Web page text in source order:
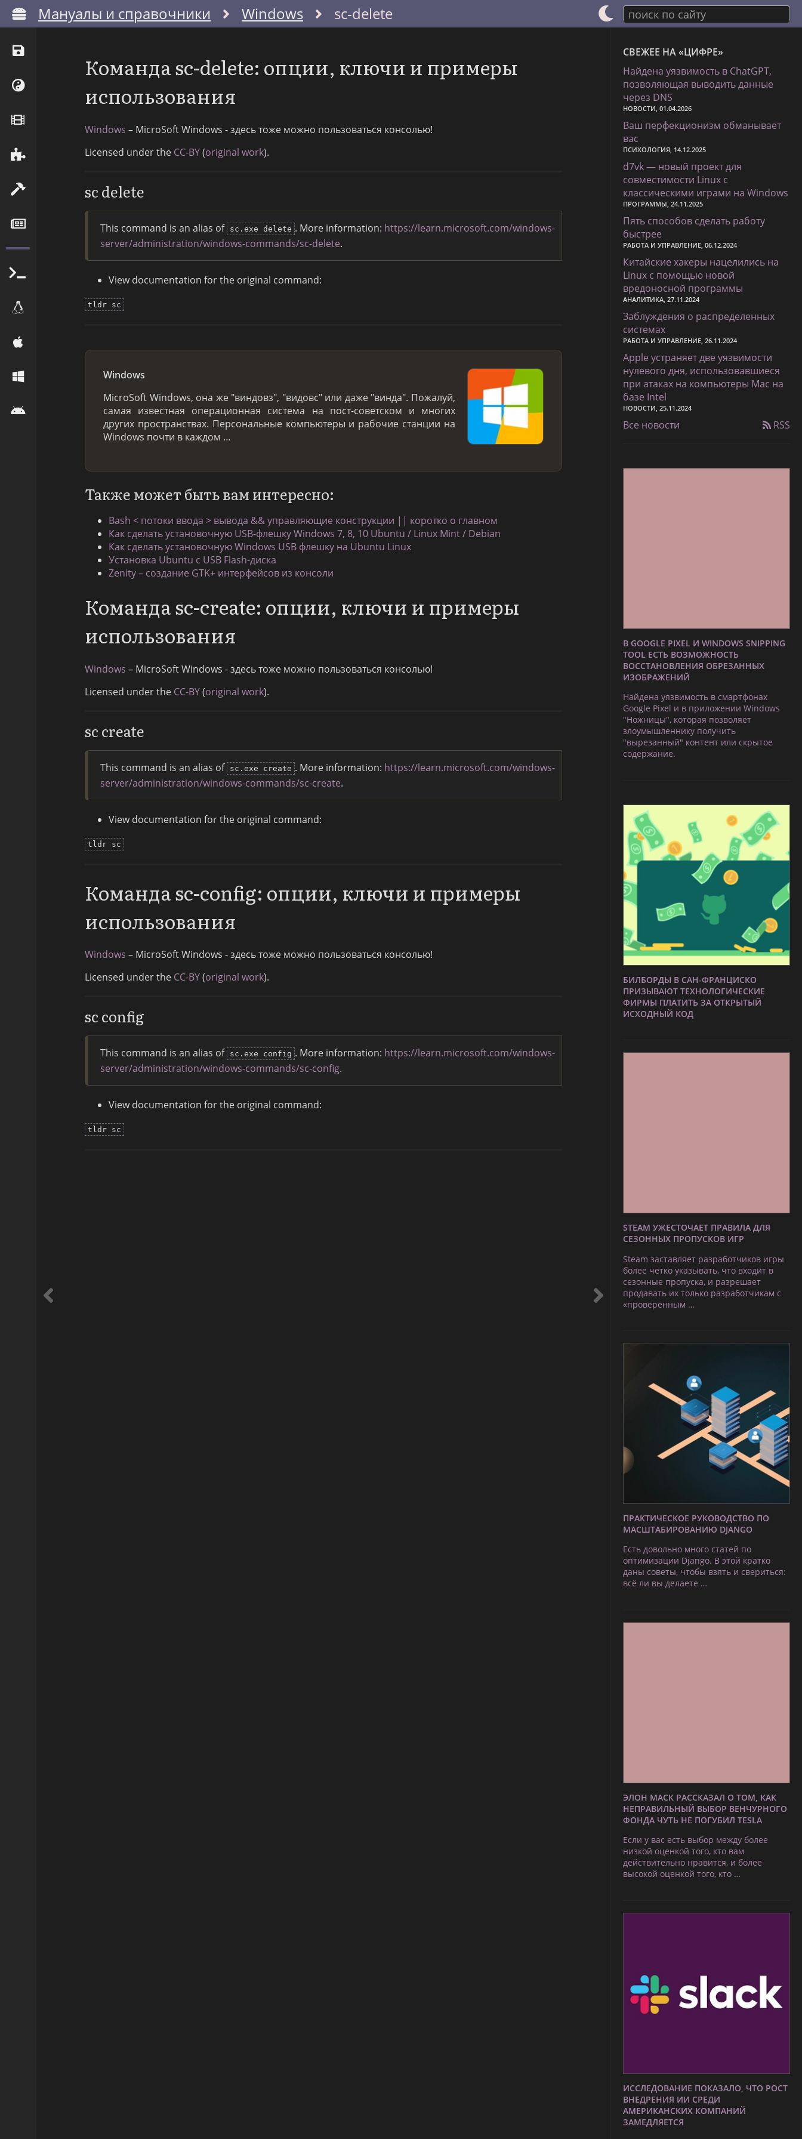
Мануалы и справочники Windows sc-delete поиск по сайту
Команда sc-delete: опции, ключи и примеры
использования
Windows – MicroSoft Windows - здесь тоже можно пользоваться консолью!
Licensed under the CC-BY(original work).
sc delete
This command is an alias of sc.exe delete . More information: https://learn.microsoft.com/windows-
server/administration/windows-commands/sc-delete.
View documentation for the original command:
tldr sc
Windows
MicroSoft Windows, она же "виндовз", "видовс" или даже "винда". Пожалуй,
самая известная операционная система на пост-советском и многих
других пространствах. Персональные компьютеры и рабочие станции на
Windows почти в каждом …
Также может быть вам интересно:
Bash < потоки ввода > вывода && управляющие конструкции || коротко о главном
Как сделать установочную USB-флешку Windows 7, 8, 10 Ubuntu / Linux Mint / Debian
Как сделать установочную Windows USB флешку на Ubuntu Linux
Установка Ubuntu с USB Flash-диска
Zenity – создание GTK+ интерфейсов из консоли
Команда sc-create: опции, ключи и примеры
использования
Windows – MicroSoft Windows - здесь тоже можно пользоваться консолью!
Licensed under the CC-BY(original work).
sc create
This command is an alias of sc.exe create . More information: https://learn.microsoft.com/windows-
server/administration/windows-commands/sc-create.
View documentation for the original command:
tldr sc
Команда sc-config: опции, ключи и примеры
использования
Windows – MicroSoft Windows - здесь тоже можно пользоваться консолью!
Licensed under the CC-BY(original work).
sc config
This command is an alias of sc.exe config . More information: https://learn.microsoft.com/windows-
server/administration/windows-commands/sc-config.
View documentation for the original command:
tldr sc
СВЕЖЕЕ НА «ЦИФРЕ»
Найдена уязвимость в ChatGPT,
позволяющая выводить данные
через DNS
НОВОСТИ, 01.04.2026
Ваш перфекционизм обманывает
вас
ПСИХОЛОГИЯ, 14.12.2025
d7vk — новый проект для
совместимости Linux с
классическими играми на Windows
ПРОГРАММЫ, 24.11.2025
Пять способов сделать работу
быстрее
РАБОТА И УПРАВЛЕНИЕ, 06.12.2024
Китайские хакеры нацелились на
Linux с помощью новой
вредоносной программы
АНАЛИТИКА, 27.11.2024
Заблуждения о распределенных
системах
РАБОТА И УПРАВЛЕНИЕ, 26.11.2024
Apple устраняет две уязвимости
нулевого дня, использовавшиеся
при атаках на компьютеры Mac на
базе Intel
НОВОСТИ, 25.11.2024
Все новости RSS
В GOOGLE PIXEL И WINDOWS SNIPPING
TOOL ЕСТЬ ВОЗМОЖНОСТЬ
ВОССТАНОВЛЕНИЯ ОБРЕЗАННЫХ
ИЗОБРАЖЕНИЙ
Найдена уязвимость в смартфонах
Google Pixel и в приложении Windows
"Ножницы", которая позволяет
злоумышленнику получить
"вырезанный" контент или скрытое
содержание.
БИЛБОРДЫ В САН-ФРАНЦИСКО
ПРИЗЫВАЮТ ТЕХНОЛОГИЧЕСКИЕ
ФИРМЫ ПЛАТИТЬ ЗА ОТКРЫТЫЙ
ИСХОДНЫЙ КОД
STEAM УЖЕСТОЧАЕТ ПРАВИЛА ДЛЯ
СЕЗОННЫХ ПРОПУСКОВ ИГР
Steam заставляет разработчиков игры
более четко указывать, что входит в
сезонные пропуска, и разрешает
продавать их только разработчикам с
«проверенным …
ПРАКТИЧЕСКОЕ РУКОВОДСТВО ПО
МАСШТАБИРОВАНИЮ DJANGO
Есть довольно много статей по
оптимизации Django. В этой кратко
даны советы, чтобы взять и свериться:
всё ли вы делаете …
ЭЛОН МАСК РАССКАЗАЛ О ТОМ, КАК
НЕПРАВИЛЬНЫЙ ВЫБОР ВЕНЧУРНОГО
ФОНДА ЧУТЬ НЕ ПОГУБИЛ TESLA
Если у вас есть выбор между более
низкой оценкой того, кто вам
действительно нравится, и более
высокой оценкой того, кто …
ИССЛЕДОВАНИЕ ПОКАЗАЛО, ЧТО РОСТ
ВНЕДРЕНИЯ ИИ СРЕДИ
АМЕРИКАНСКИХ КОМПАНИЙ
ЗАМЕДЛЯЕТСЯ